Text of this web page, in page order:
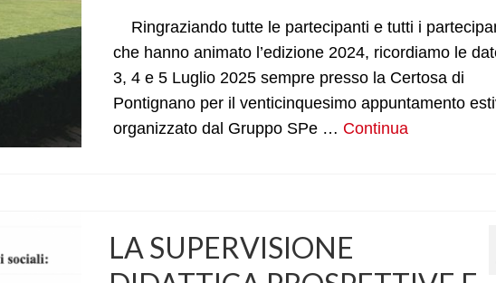
Ringraziando tutte le partecipanti e tutti i
che hanno animato l’edizione 2024, ricordiamo le
3, 4 e 5 Luglio 2025 sempre presso la Certosa di
Pontignano per il venticinquesimo appuntamento
organizzato dal Gruppo SPe … Continua
LA SUPERVISIONE